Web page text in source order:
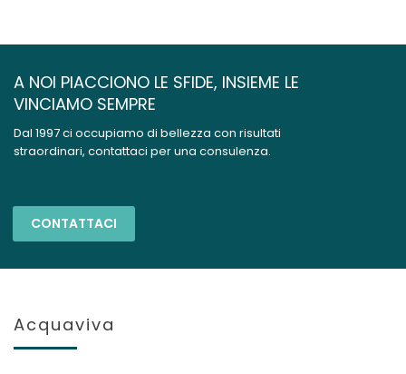
A NOI PIACCIONO LE SFIDE, INSIEME LE
VINCIAMO SEMPRE
Dal 1997 ci occupiamo di bellezza con risultati
straordinari, contattaci per una consulenza.
CONTATTACI
Acquaviva